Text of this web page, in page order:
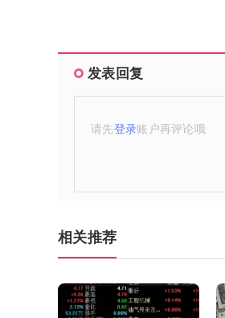
发表回复
请先登录账户再评论哦
相关推荐